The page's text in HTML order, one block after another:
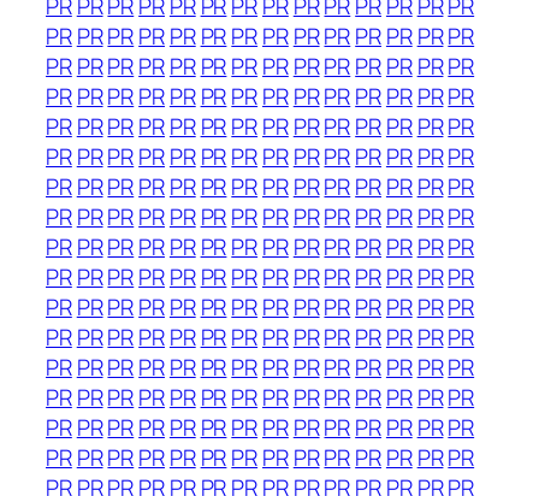
PRPRPRPRPR PRPRPRPRPRPRPR PRPR
PRPRPRPRPR PRPRPRPRPRPRPR PRPR
PRPRPRPRPR PRPRPRPRPRPRPR PRPR
PRPRPRPRPR PRPRPRPRPRPRPR PRPR
PRPRPRPRPR PRPRPRPRPRPRPR PRPR
PRPRPRPRPR PRPRPRPRPRPRPR PRPR
PRPRPRPRPR PRPRPRPRPRPRPR PRPR
PRPRPRPRPR PRPRPRPRPRPRPR PRPR
PRPRPRPRPR PRPRPRPRPRPRPR PRPR
PRPRPRPRPR PRPRPRPRPRPRPR PRPR
PRPRPRPRPR PRPRPRPRPRPRPR PRPR
PRPRPRPRPR PRPRPRPRPRPRPR PRPR
PRPRPRPRPR PRPRPRPRPRPRPR PRPR
PRPRPRPRPR PRPRPRPRPRPRPR PRPR
PRPRPRPRPR PRPRPRPRPRPRPR PRPR
PRPRPRPRPR PRPRPRPRPRPRPR PRPR